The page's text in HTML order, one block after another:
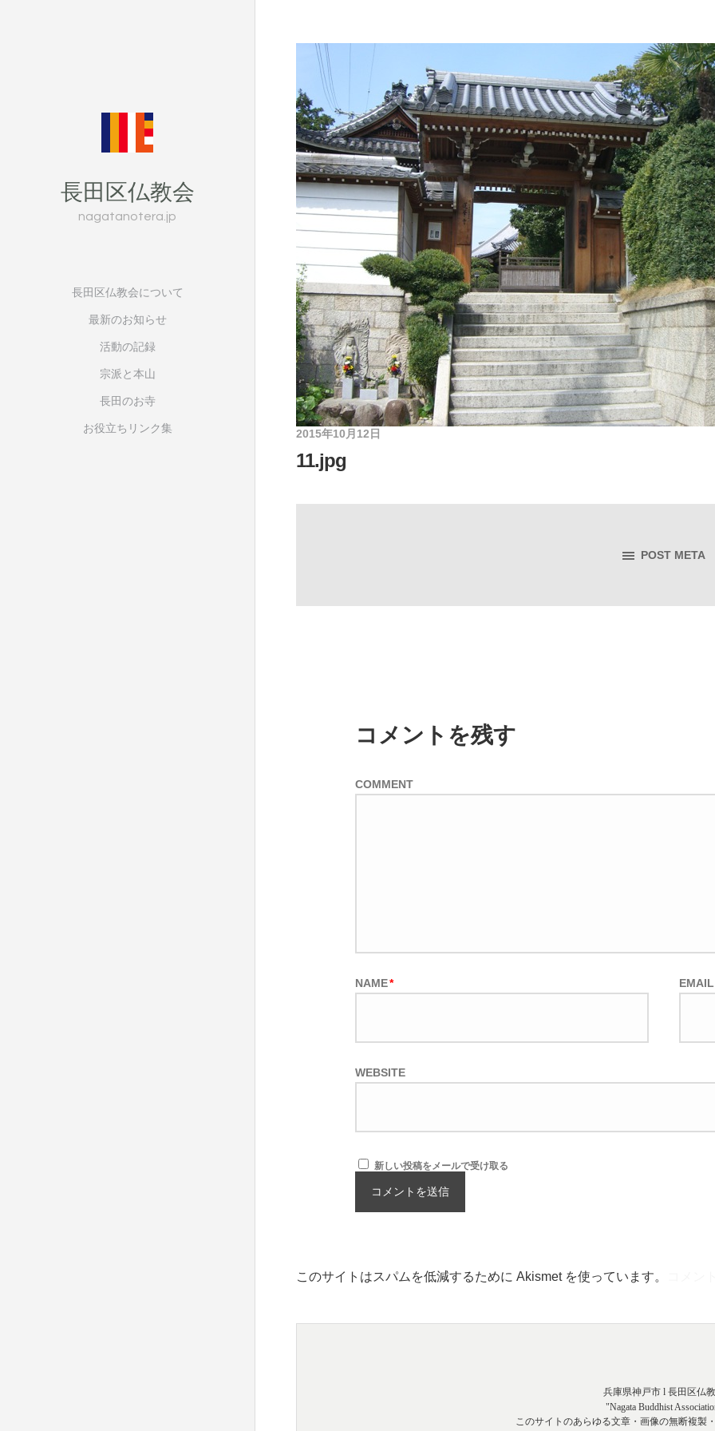
長田区仏教会
nagatanotera.jp
長田区仏教会について
最新のお知らせ
活動の記録
宗派と本山
長田のお寺
お役立ちリンク集 2015年10月12日
11.jpg
POST META
コメントを残す
COMMENT
NAME* EMAIL
WEBSITE
新しい投稿をメールで受け取る
このサイトはスパムを低減するために Akismet を使っています。
兵庫県神戸市 l 長田区仏
"Nagata Buddhist
このサイトのあらゆる文章・画像の無断複製